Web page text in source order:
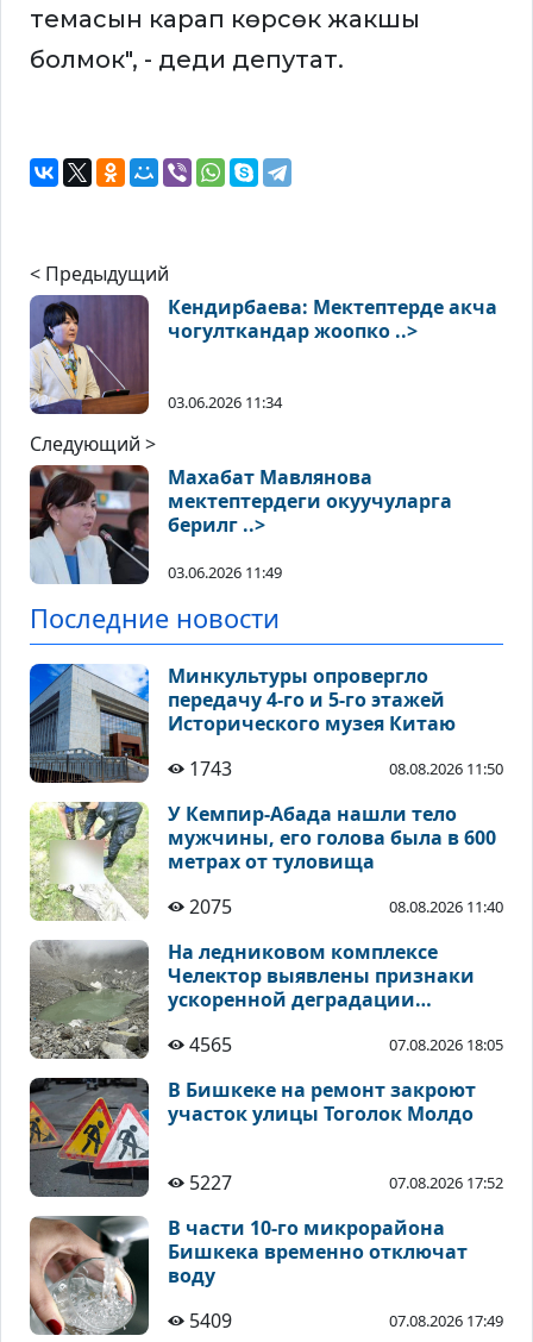
темасын карап көрсөк жакшы
болмок", - деди депутат.
< Предыдущий
Кендирбаева: Мектептерде акча
чогулткандар жоопко ..>
03.06.2026 11:34
Следующий >
Махабат Мавлянова
мектептердеги окуучуларга
берилг ..>
03.06.2026 11:49
Последние новости
Минкультуры опровергло
передачу 4-го и 5-го этажей
Исторического музея Китаю
1743
08.08.2026 11:50
У Кемпир-Абада нашли тело
мужчины, его голова была в 600
метрах от туловища
2075
08.08.2026 11:40
На ледниковом комплексе
Челектор выявлены признаки
ускоренной деградации
4565
07.08.2026 18:05
В Бишкеке на ремонт закроют
участок улицы Тоголок Молдо
5227 07.08.2026 17:52
В части 10-го микрорайона
Бишкека временно отключат
воду
5409
07.08.2026 17:49